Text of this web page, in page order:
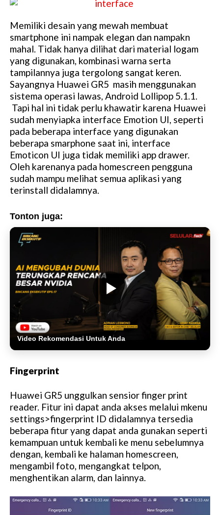
Memiliki desain yang mewah membuat
smartphone ini nampak elegan dan nampakn
mahal. Tidak hanya dilihat dari material logam
yang digunakan, kombinasi warna serta
tampilannya juga tergolong sangat keren.
Sayangnya Huawei GR5 masih menggunakan
sistema operasi lawas, Android Lollipop 5.1.1.
Tapi hal ini tidak perlu khawatir karena Huawei
sudah menyiapka interface Emotion UI, seperti
pada beberapa interface yang digunakan
beberapa smarphone saat ini, interface
Emoticon UI juga tidak memiliki app drawer.
Oleh karenanya pada homescreen pengguna
sudah mampu melihat semua aplikasi yang
terinstall didalamnya.
Tonton juga:
Video Rekomendasi Untuk Anda
Fingerprint
Huawei GR5 unggulkan sensior finger print
reader. Fitur ini dapat anda akses melalui mkenu
settings>fingerprint ID didalamnya tersedia
beberapa fitur yang dapat anda gunakan seperti
kemampuan untuk kembali ke menu sebelumnya
dengan, kembali ke halaman homescreen,
mengambil foto, mengangkat telpon,
menghentikan alarm, dan lainnya.